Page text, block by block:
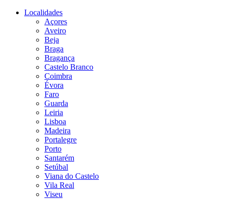
Localidades
Açores
Aveiro
Beja
Braga
Bragança
Castelo Branco
Coimbra
Évora
Faro
Guarda
Leiria
Lisboa
Madeira
Portalegre
Porto
Santarém
Setúbal
Viana do Castelo
Vila Real
Viseu